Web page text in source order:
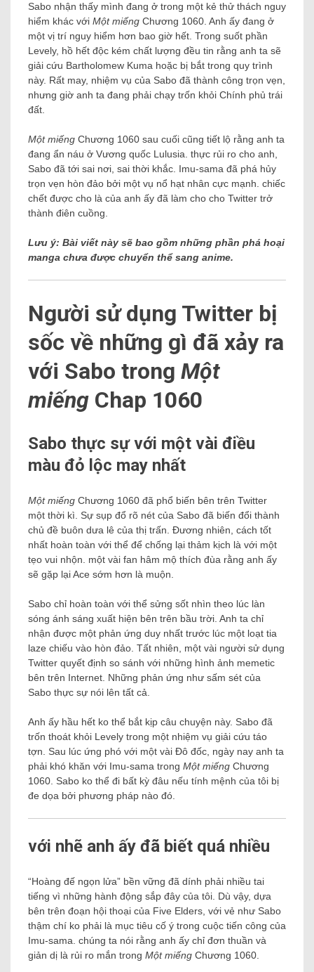
Sabo nhận thấy mình đang ở trong một kẻ thử thách nguy
hiểm khác với Một miếng Chương 1060. Anh ấy đang ở
một vị trí nguy hiểm hơn bao giờ hết. Trong suốt phần
Levely, hồ hết độc kém chất lượng đều tin rằng anh ta sẽ
giải cứu Bartholomew Kuma hoặc bị bắt trong quy trình
này. Rất may, nhiệm vụ của Sabo đã thành công trọn vẹn,
nhưng giờ anh ta đang phải chạy trốn khỏi Chính phủ trái
đất.
Một miếng Chương 1060 sau cuối cũng tiết lộ rằng anh ta
đang ẩn náu ở Vương quốc Lulusia. thực rủi ro cho anh,
Sabo đã tới sai nơi, sai thời khắc. Imu-sama đã phá hủy
trọn vẹn hòn đảo bởi một vụ nổ hạt nhân cực mạnh. chiếc
chết được cho là của anh ấy đã làm cho cho Twitter trở
thành điên cuồng.
Lưu ý: Bài viết này sẽ bao gồm những phần phá hoại
manga chưa được chuyển thể sang anime.
Người sử dụng Twitter bị
sốc về những gì đã xảy ra
với Sabo trong Một
miếng Chap 1060
Sabo thực sự với một vài điều
màu đỏ lộc may nhất
Một miếng Chương 1060 đã phổ biến bên trên Twitter
một thời kì. Sự sụp đổ rõ nét của Sabo đã biến đổi thành
chủ đề buôn dưa lê của thị trấn. Đương nhiên, cách tốt
nhất hoàn toàn với thể để chống lại thảm kịch là với một
tẹo vui nhộn. một vài fan hâm mộ thích đùa rằng anh ấy
sẽ gặp lại Ace sớm hơn là muộn.
Sabo chỉ hoàn toàn với thể sửng sốt nhìn theo lúc làn
sóng ánh sáng xuất hiện bên trên bầu trời. Anh ta chỉ
nhận được một phản ứng duy nhất trước lúc một loạt tia
laze chiếu vào hòn đảo. Tất nhiên, một vài người sử dụng
Twitter quyết định so sánh với những hình ảnh memetic
bên trên Internet. Những phản ứng như sấm sét của
Sabo thực sự nói lên tất cả.
Anh ấy hầu hết ko thể bắt kịp câu chuyện này. Sabo đã
trốn thoát khỏi Levely trong một nhiệm vụ giải cứu táo
tợn. Sau lúc ứng phó với một vài Đô đốc, ngày nay anh ta
phải khó khăn với Imu-sama trong Một miếng Chương
1060. Sabo ko thể đi bất kỳ đâu nếu tính mệnh của tôi bị
đe dọa bởi phương pháp nào đó.
với nhẽ anh ấy đã biết quá nhiều
“Hoàng đế ngọn lửa” bền vững đã dính phải nhiều tai
tiếng vì những hành động sắp đây của tôi. Dù vậy, dựa
bên trên đoạn hội thoại của Five Elders, với vẻ như Sabo
thậm chí ko phải là mục tiêu cố ý trong cuộc tiến công của
Imu-sama. chúng ta nói rằng anh ấy chỉ đơn thuần và
giản dị là rủi ro mắn trong Một miếng Chương 1060.